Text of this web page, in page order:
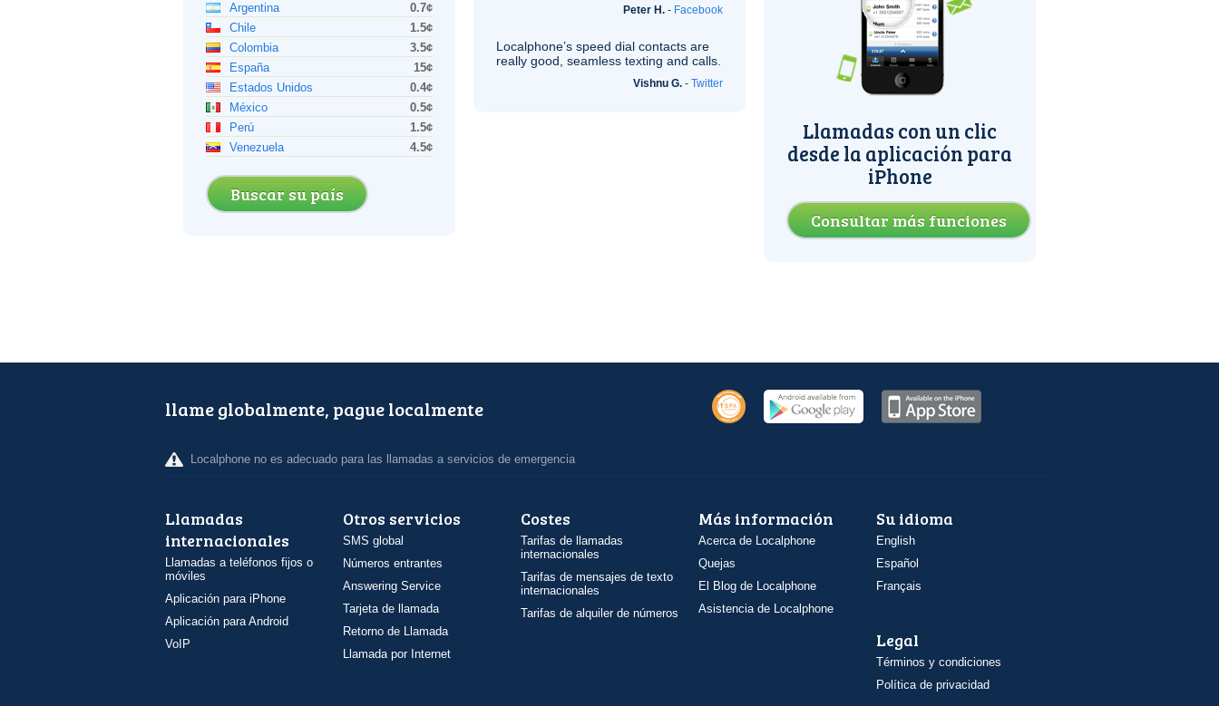
Argentina
0.7¢
Chile
1.5¢
Colombia
3.5¢
España
15¢
Estados Unidos
0.4¢
México
0.5¢
Perú
1.5¢
Venezuela
4.5¢
Buscar su país
Peter H. - Facebook
Localphone’s speed dial contacts are
really good, seamless texting and calls.
Vishnu G. - Twitter
Llamadas con un clic
desde la aplicación para
iPhone
Consultar más funciones
llame globalmente, pague localmente
Localphone no es adecuado para las llamadas a servicios de emergencia
Llamadas
internacionales
Llamadas a teléfonos fijos o
móviles
Aplicación para iPhone
Aplicación para Android
VoIP
Otros servicios
SMS global
Números entrantes
Answering Service
Tarjeta de llamada
Retorno de Llamada
Llamada por Internet
Costes
Tarifas de llamadas
internacionales
Tarifas de mensajes de texto
internacionales
Tarifas de alquiler de números
Más información
Acerca de Localphone
Quejas
El Blog de Localphone
Asistencia de Localphone
Su idioma
English
Español
Français
Legal
Términos y condiciones
Política de privacidad